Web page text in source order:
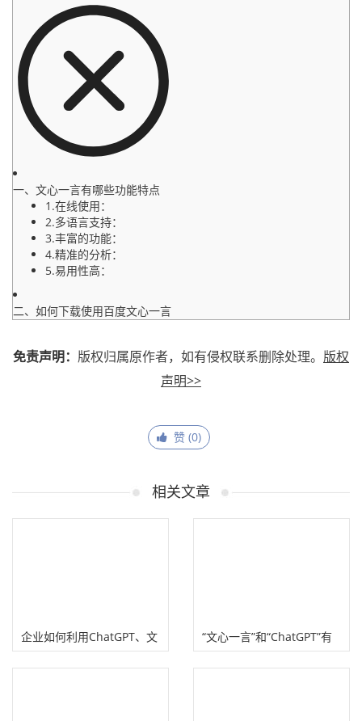
一、文心一言有哪些功能特点
1.在线使用：
2.多语言支持：
3.丰富的功能：
4.精准的分析：
5.易用性高：
二、如何下载使用百度文心一言
免责声明： 版权归属原作者，如有侵权联系删除处理。 版权
声明>>
赞 (0)
相关文章
企业如何利用ChatGPT、文
心一言做好品牌内容营销？
“文心一言”和“ChatGPT”有
什么不同？（区别优势）